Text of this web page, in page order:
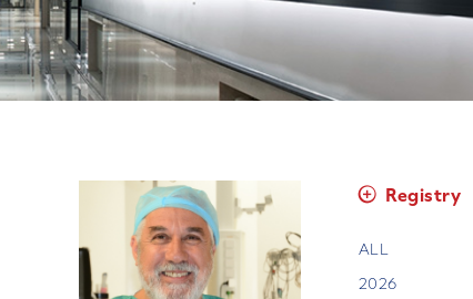
Registry
ALL
2026